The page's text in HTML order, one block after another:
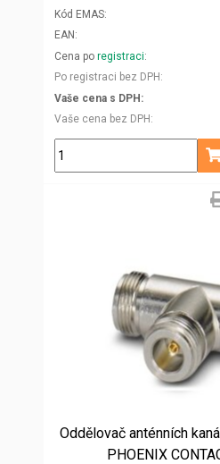
Kód EMAS
EAN
Cena po registraci
Po registraci bez DPH
Vaše cena s DPH
Vaše cena bez DPH
Oddělovač anténních
PHOENIX